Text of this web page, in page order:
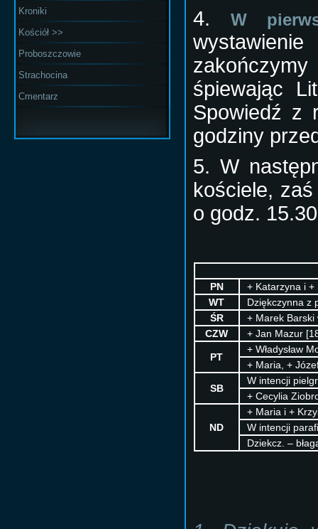
Kroniki
Kościół >>
Proboszczowie
Strachocina
Cmentarz
4. W
wystawienie
śpiewając
Spowiedź z
godziny
5. W
kościele,
o godz.
PN
+ Katarzyna i +
WT
Dziękczynna z
ŚR
+ Marek Barski
CZW
+ Jan Mazur
PT
+ Władysław
+ Maria, +
SB
W intencji
+ Cecylia
ND
+ Maria i +
W intencji
Dziekcz. –